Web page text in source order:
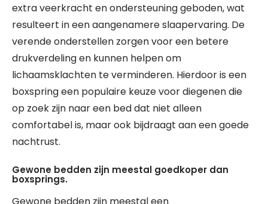
extra veerkracht en ondersteuning geboden, wat
resulteert in een aangenamere slaapervaring. De
verende onderstellen zorgen voor een betere
drukverdeling en kunnen helpen om
lichaamsklachten te verminderen. Hierdoor is een
boxspring een populaire keuze voor diegenen die
op zoek zijn naar een bed dat niet alleen
comfortabel is, maar ook bijdraagt aan een goede
nachtrust.
Gewone bedden zijn meestal goedkoper dan
boxsprings.
Gewone bedden zijn meestal een